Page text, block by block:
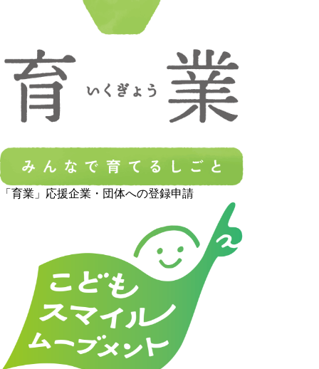
「育業」応援企業・団体への登録申請